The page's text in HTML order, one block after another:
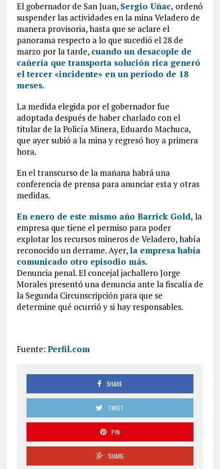
El gobernador de San Juan, Sergio Uñac, ordenó
suspender las actividades en la mina Veladero de
manera provisoria, hasta que se aclare el
panorama respecto a lo que sucedió el 28 de
marzo por la tarde, cuando un desacople de
cañería que transporta solución rica generó
el tercer «incidente» en un período de 18
meses.
La medida elegida por el gobernador fue
adoptada después de haber charlado con el
titular de la Policía Minera, Eduardo Machuca,
que ayer subió a la mina y regresó hoy a primera
hora.
En el transcurso de la mañana habrá una
conferencia de prensa para anunciar esta y otras
medidas.
En enero de este mismo año Barrick Gold, la
empresa que tiene el permiso para poder
explotar los recursos mineros de Veladero, había
reconocido un derrame. Ayer,la empresa había
comunicado otro episodio más.
Denuncia penal. El concejal jachallero Jorge
Morales presentó una denuncia ante la fiscalía de
la Segunda Circunscripción para que se
determine qué ocurrió y si hay responsables.
Fuente: Perfil.com
SHARE
TWEET
PIN
SHARE